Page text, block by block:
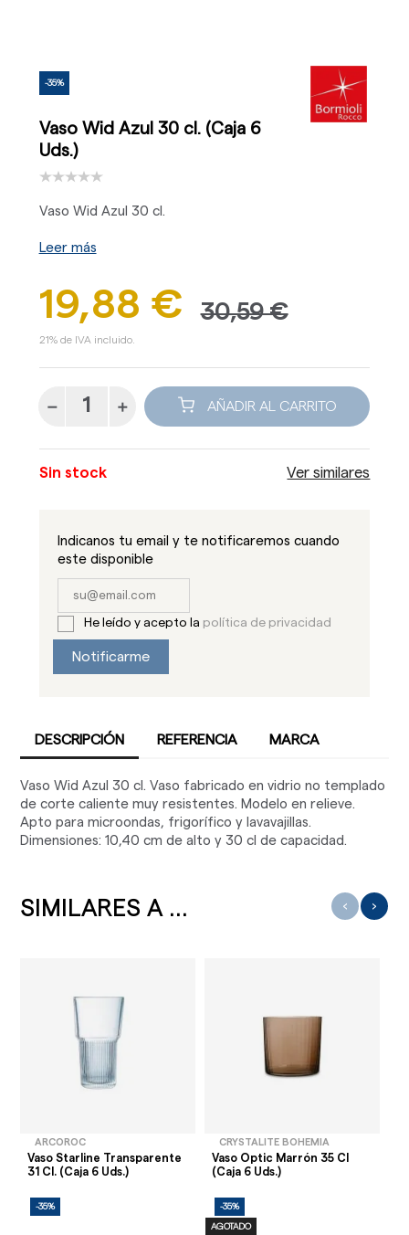
-35%
Vaso Wid Azul 30 cl. (Caja 6
Uds.)
Vaso Wid Azul 30 cl.
Leer más
19,88 € 30,59 €
21% de IVA incluido.
AÑADIR AL CARRITO
Sin stock Ver similares
Indicanos tu email y te notificaremos cuando
este disponible
He leído y acepto la política de privacidad
Notificarme
DESCRIPCIÓN REFERENCIA MARCA
Vaso Wid Azul 30 cl. Vaso fabricado en vidrio no templado
de corte caliente muy resistentes. Modelo en relieve.
Apto para microondas, frigorífico y lavavajillas.
Dimensiones: 10,40 cm de alto y 30 cl de capacidad.
SIMILARES A ...
ARCOROC
Vaso Starline Transparente
31 Cl. (Caja 6 Uds.)
-35%
CRYSTALITE BOHEMIA
Vaso Optic Marrón 35 Cl
(Caja 6 Uds.)
-35%
AGOTADO
‹ ›